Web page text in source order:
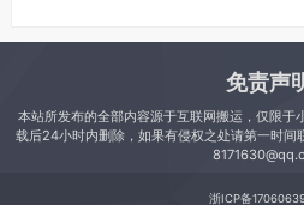
免责声
本站所发布的全部内容源于互联网搬运，仅限于
载后24小时内删除，如果有侵权之处请第一时间
浙ICP备